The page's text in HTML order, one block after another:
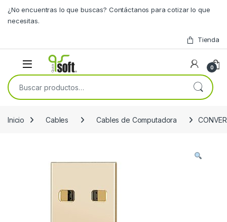
¿No encuentras lo que buscas? Contáctanos para cotizar lo que
necesitas.
Tienda
0
Buscar por:
Inicio Cables Cables de Computadora